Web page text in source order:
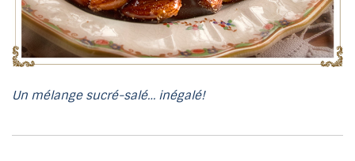
Un mélange sucré-salé… inégalé!